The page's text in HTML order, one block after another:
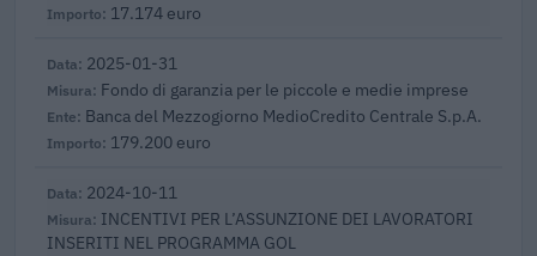
17.174 euro
2025-01-31
Fondo di garanzia per le piccole e medie imprese
Banca del Mezzogiorno MedioCredito Centrale S.p.A.
179.200 euro
2024-10-11
INCENTIVI PER L’ASSUNZIONE DEI LAVORATORI
INSERITI NEL PROGRAMMA GOL